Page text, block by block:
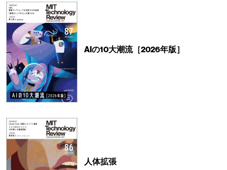
AIの10大潮流［2026年版］
人体拡張